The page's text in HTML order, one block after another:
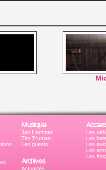
Musique
Jan Hammer
Tim Truman
Les guests
Archives
Actualités
Les
Les
Les
Les
Les